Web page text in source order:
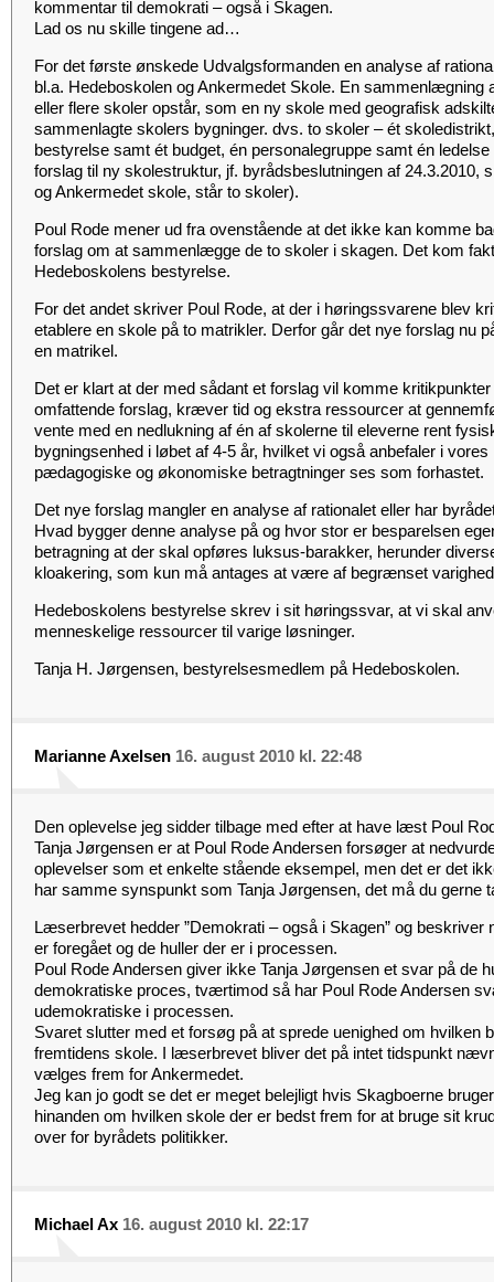
kommentar til demokrati – også i Skagen.
Lad os nu skille tingene ad…
For det første ønskede Udvalgsformanden en analyse af
bl.a. Hedeboskolen og Ankermedet Skole. En sammenlægning
eller flere skoler opstår, som en ny skole med geografisk
sammenlagte skolers bygninger. dvs. to skoler – ét
bestyrelse samt ét budget, én personalegruppe samt én
forslag til ny skolestruktur, jf. byrådsbeslutningen af 24.3.2010,
og Ankermedet skole, står to skoler).
Poul Rode mener ud fra ovenstående at det ikke kan komme
forslag om at sammenlægge de to skoler i skagen. Det kom
Hedeboskolens bestyrelse.
For det andet skriver Poul Rode, at der i høringssvarene blev
etablere en skole på to matrikler. Derfor går det nye forslag nu
en matrikel.
Det er klart at der med sådant et forslag vil komme
omfattende forslag, kræver tid og ekstra ressourcer at
vente med en nedlukning af én af skolerne til eleverne rent
bygningsenhed i løbet af 4-5 år, hvilket vi også anbefaler i
pædagogiske og økonomiske betragtninger ses som forhastet.
Det nye forslag mangler en analyse af rationalet eller har
Hvad bygger denne analyse på og hvor stor er besparelsen
betragning at der skal opføres luksus-barakker, herunder
kloakering, som kun må antages at være af begrænset
Hedeboskolens bestyrelse skrev i sit høringssvar, at vi skal
menneskelige ressourcer til varige løsninger.
Tanja H. Jørgensen, bestyrelsesmedlem på Hedeboskolen.
Marianne Axelsen 16. august 2010 kl. 22:48
Den oplevelse jeg sidder tilbage med efter at have læst Poul
Tanja Jørgensen er at Poul Rode Andersen forsøger at
oplevelser som et enkelte stående eksempel, men det er det
har samme synspunkt som Tanja Jørgensen, det må du gerne
Læserbrevet hedder ”Demokrati – også i Skagen” og beskriver
er foregået og de huller der er i processen.
Poul Rode Andersen giver ikke Tanja Jørgensen et svar på de
demokratiske proces, tværtimod så har Poul Rode Andersen
udemokratiske i processen.
Svaret slutter med et forsøg på at sprede uenighed om hvilken
fremtidens skole. I læserbrevet bliver det på intet tidspunkt
vælges frem for Ankermedet.
Jeg kan jo godt se det er meget belejligt hvis Skagboerne
hinanden om hvilken skole der er bedst frem for at bruge sit
over for byrådets politikker.
Michael Ax 16. august 2010 kl. 22:17